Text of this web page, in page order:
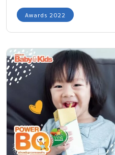
Awards 2022